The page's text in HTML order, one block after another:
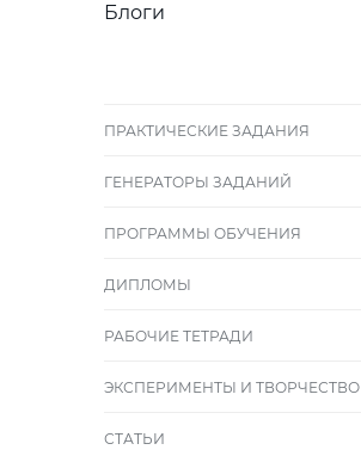
Блоги
ПРАКТИЧЕСКИЕ ЗАДАНИЯ
ГЕНЕРАТОРЫ ЗАДАНИЙ
ПРОГРАММЫ ОБУЧЕНИЯ
ДИПЛОМЫ
РАБОЧИЕ ТЕТРАДИ
ЭКСПЕРИМЕНТЫ И ТВОРЧЕСТВО
СТАТЬИ